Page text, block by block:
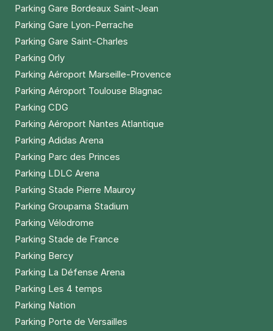
Parking Gare Bordeaux Saint-Jean
Parking Gare Lyon-Perrache
Parking Gare Saint-Charles
Parking Orly
Parking Aéroport Marseille-Provence
Parking Aéroport Toulouse Blagnac
Parking CDG
Parking Aéroport Nantes Atlantique
Parking Adidas Arena
Parking Parc des Princes
Parking LDLC Arena
Parking Stade Pierre Mauroy
Parking Groupama Stadium
Parking Vélodrome
Parking Stade de France
Parking Bercy
Parking La Défense Arena
Parking Les 4 temps
Parking Nation
Parking Porte de Versailles